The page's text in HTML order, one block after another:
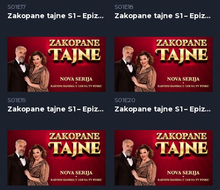
S01E17
Zakopane tajne S1 – Epizoda 17
S01E18
Zakopane tajne S1 – Epizoda 18
S01E19
Zakopane tajne S1 – Epizoda 19
S01E20
Zakopane tajne S1 – Epizoda 20